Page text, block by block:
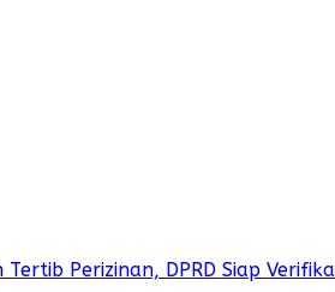
Perizinan, DPRD Siap